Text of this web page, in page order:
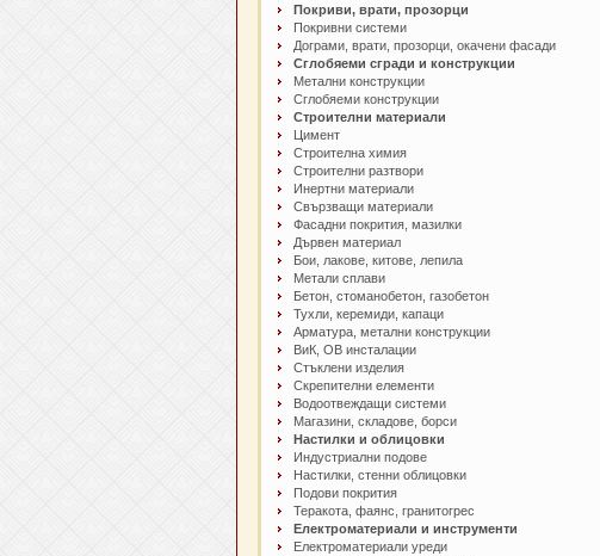
Покриви, врати, прозорци
Покривни системи
Дограми, врати, прозорци, окачени фасади
Сглобяеми сгради и конструкции
Метални конструкции
Сглобяеми конструкции
Строителни материали
Цимент
Строителна химия
Строителни разтвори
Инертни материали
Свързващи материали
Фасадни покрития, мазилки
Дървен материал
Бои, лакове, китове, лепила
Метали сплави
Бетон, стоманобетон, газобетон
Тухли, керемиди, капаци
Арматура, метални конструкции
ВиК, ОВ инсталации
Стъклени изделия
Скрепителни елементи
Водоотвеждащи системи
Магазини, складове, борси
Настилки и облицовки
Индустриални подове
Настилки, стенни облицовки
Подови покрития
Теракота, фаянс, гранитогрес
Електроматериали и инструменти
Електроматериали уреди